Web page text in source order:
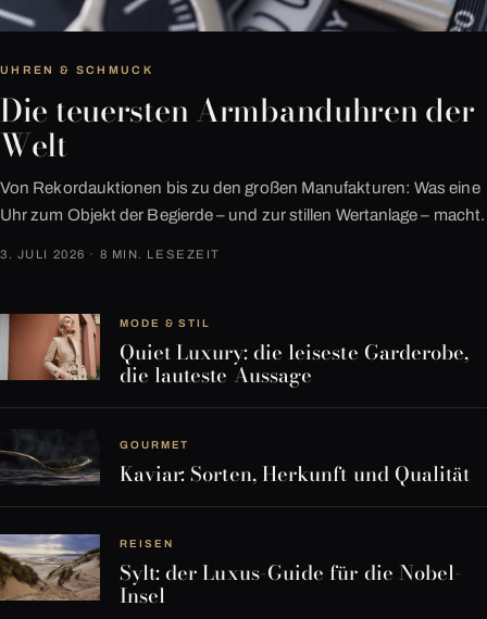
UHREN & SCHMUCK
Die teuersten Armbanduhren der
Welt
Von Rekordauktionen bis zu den großen Manufakturen: Was eine
Uhr zum Objekt der Begierde – und zur stillen Wertanlage – macht.
3. JULI 2026 · 8 MIN. LESEZEIT
MODE & STIL
Quiet Luxury: die leiseste Garderobe,
die lauteste Aussage
GOURMET
Kaviar: Sorten, Herkunft und Qualität
REISEN
Sylt: der Luxus-Guide für die Nobel-
Insel